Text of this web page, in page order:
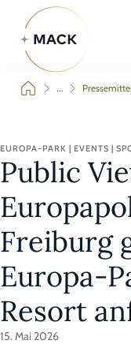
...
EUROPA-PARK | EVENTS |
Public
Freiburg
Europa-
Resort
15. Mai 2026